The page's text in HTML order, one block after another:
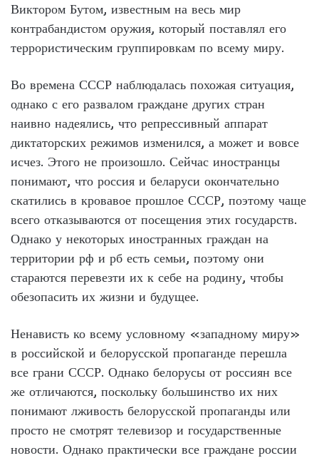
Виктором Бутом, известным на весь мир
контрабандистом оружия, который поставлял его
террористическим группировкам по всему миру.
Во времена СССР наблюдалась похожая ситуация,
однако с его развалом граждане других стран
наивно надеялись, что репрессивный аппарат
диктаторских режимов изменился, а может и вовсе
исчез. Этого не произошло. Сейчас иностранцы
понимают, что россия и беларуси окончательно
скатились в кровавое прошлое СССР, поэтому чаще
всего отказываются от посещения этих государств.
Однако у некоторых иностранных граждан на
территории рф и рб есть семьи, поэтому они
стараются перевезти их к себе на родину, чтобы
обезопасить их жизни и будущее.
Ненависть ко всему условному «западному миру»
в российской и белорусской пропаганде перешла
все грани СССР. Однако белорусы от россиян все
же отличаются, поскольку большинство их них
понимают лживость белорусской пропаганды или
просто не смотрят телевизор и государственные
новости. Однако практически все граждане россии